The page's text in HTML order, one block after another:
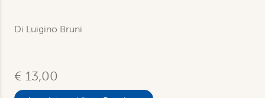
Di Luigino Bruni
€ 13,00